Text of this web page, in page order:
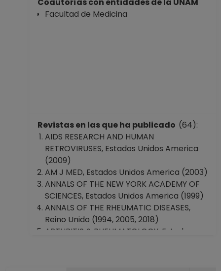
Facultad de Medicina
Revistas en las que ha publicado (64):
AIDS RESEARCH AND HUMAN
RETROVIRUSES, Estados Unidos America
(2009)
AM J MED, Estados Unidos America (2003)
ANNALS OF THE NEW YORK ACADEMY OF
SCIENCES, Estados Unidos America (1999)
ANNALS OF THE RHEUMATIC DISEASES,
Reino Unido (1994, 2005, 2018)
ARTHRITIS & RHEUMATOLOGY, Estados